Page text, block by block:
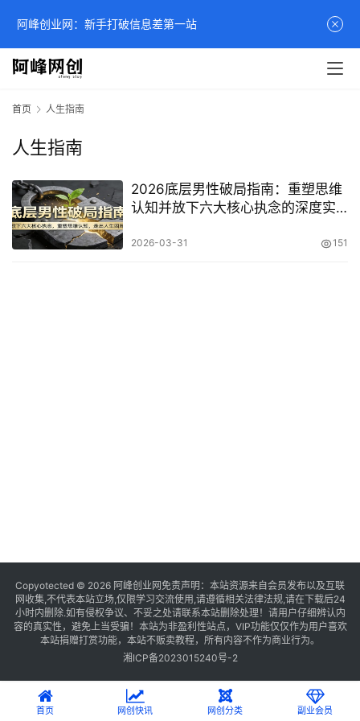
首页 人生指南
人生指南
2026底层男性破局指南：重塑思维
认知并放下六大核心执念的深度实
2026-03-31 151
Copyotected © 2026 阿峰创业网 免责声明：本站资源来自会员发布以及互联
网收集,不代表本站立场,仅限学习交流使用,请遵循相关法律法规,请在下载后24
小时内删除.如有侵权争议、不妥之处请联系本站删除处理！请用户仔细辨认内
容的真实性，避免上当受骗！本站为非盈利性站点，VIP功能仅仅作为用户喜欢
本站捐赠打赏功能，本站不贩卖教程，所有内容不作为商业行为。
湘ICP备2023015240号-2
首页 网创快讯 网创分类 副业会员
阿峰创业网：新手打破信息差第一站